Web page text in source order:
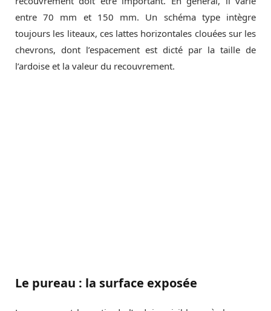
entre 70 mm et 150 mm. Un schéma type intègre
toujours les liteaux, ces lattes horizontales clouées sur les
chevrons, dont l’espacement est dicté par la taille de
l’ardoise et la valeur du recouvrement.
Le pureau : la surface exposée